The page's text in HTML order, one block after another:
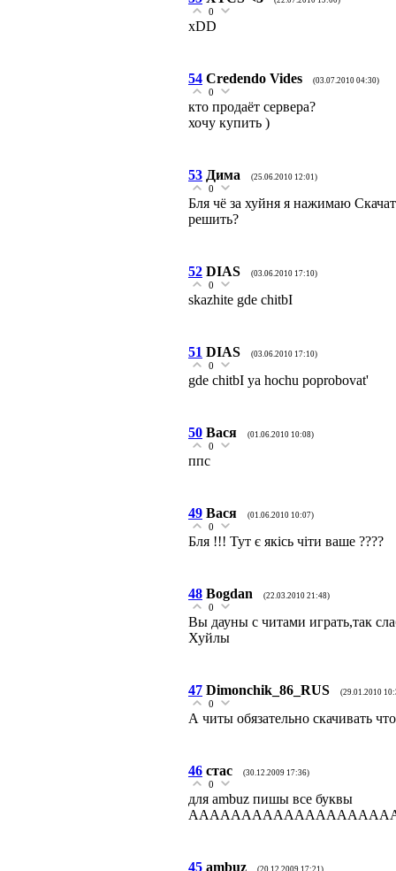
0
xDD
54 Credendo Vides (03.07.2010 04:30)
0
кто продаёт сервера?
хочу купить )
53 Дима (25.06.2010 12:01)
0
Бля чё за хуйня я нажимаю
решить?
52 DIAS (03.06.2010 17:10)
0
skazhite gde chitbI
51 DIAS (03.06.2010 17:10)
0
gde chitbI ya hochu poprobovat'
50 Вася (01.06.2010 10:08)
0
ппс
49 Вася (01.06.2010 10:07)
0
Бля !!! Тут є якісь чіти ваше ????
48 Bogdan (22.03.2010 21:48)
0
Вы дауны с читами играть,так
Хуйлы
47 Dimonchik_86_RUS (29.01.2010
0
А читы обязательно скачивать
46 стас (30.12.2009 17:36)
0
для ambuz пишы все буквы
45 ambuz (20.12.2009 17:21)